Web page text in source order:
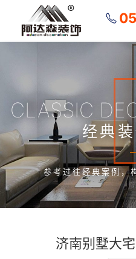
CLASSIC
经典
参考过往经典案例，
济南别墅大